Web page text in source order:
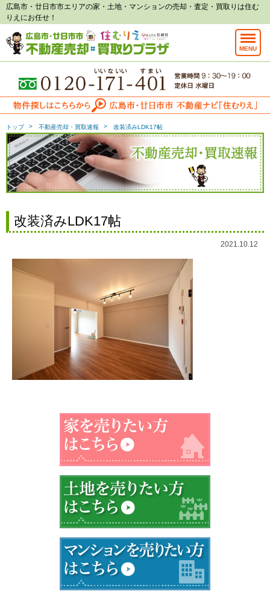
広島市・廿日市市エリアの家・土地・マンションの売却・査定・買取りは住む
りえにお任せ！
MENU
トップ 不動産売却・買取速報 改装済みLDK17帖
改装済みLDK17帖
2021.10.12